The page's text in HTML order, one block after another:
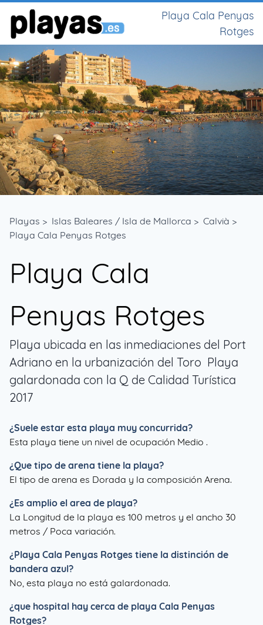
Playa Cala Penyas
Rotges
Playas > Islas Baleares / Isla de Mallorca > Calvià >
Playa Cala Penyas Rotges
Playa Cala
Penyas Rotges
Playa ubicada en las inmediaciones del Port
Adriano en la urbanización del Toro Playa
galardonada con la Q de Calidad Turística
2017
¿Suele estar esta playa muy concurrida?
Esta playa tiene un nivel de ocupación Medio .
¿Que tipo de arena tiene la playa?
El tipo de arena es Dorada y la composición Arena.
¿Es amplio el area de playa?
La Longitud de la playa es 100 metros y el ancho 30
metros / Poca variación.
¿Playa Cala Penyas Rotges tiene la distinción de
bandera azul?
No, esta playa no está galardonada.
¿que hospital hay cerca de playa Cala Penyas
Rotges?